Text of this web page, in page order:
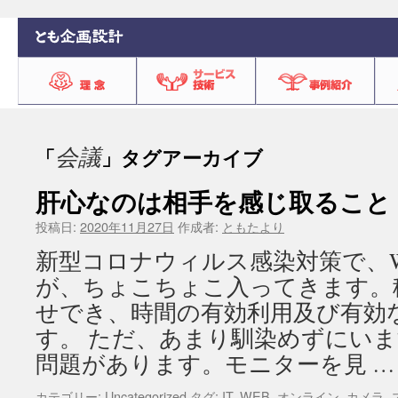
「会議」タグアーカイブ
肝心なのは相手を感じ取ること
投稿日: 2020年11月27日 作成者: ともたより
新型コロナウィルス感染対策で、
が、ちょこちょこ入ってきます
せでき、時間の有効利用及び有効
す。 ただ、あまり馴染めずにい
問題があります。モニターを見